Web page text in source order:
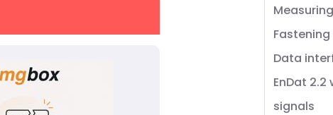
Data
EnDat
signals